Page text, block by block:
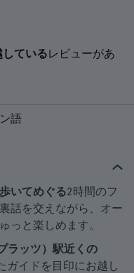
しているレビューがあ
語
いてめぐる2時間のフ
話を交えながら、オー
っと楽しめます。
ラッツ）駅近くの
ガイドを目印にお越し